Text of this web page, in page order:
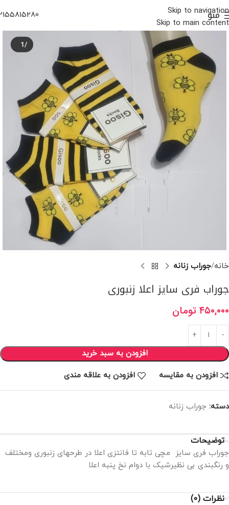
Skip to navigation
Skip to main content
منو
خانه جوراب زنانه
جوراب فری سایز اعلا زنبوری
۴۵۰,۰۰۰ تومان
افزودن به سبد خرید
افزودن به مقایسه افزودن به علاقه مندی
دسته: جوراب زنانه
توضیحات
جوراب فری سایز مچی تابه تا فانتزی اعلا در طرحهای زنبوری ومختلف
و رنگبندی بی نظیرشیک با دوام نخ پنبه اعلا
نظرات (0)